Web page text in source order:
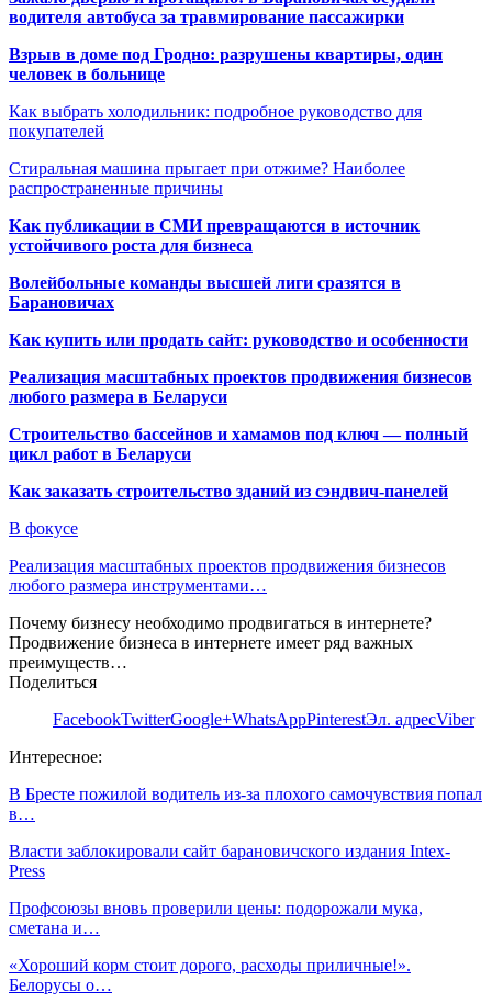
водителя автобуса за травмирование пассажирки
Взрыв в доме под Гродно: разрушены квартиры, один
человек в больнице
Как выбрать холодильник: подробное руководство для
покупателей
Стиральная машина прыгает при отжиме? Наиболее
распространенные причины
Как публикации в СМИ превращаются в источник
устойчивого роста для бизнеса
Волейбольные команды высшей лиги сразятся в
Барановичах
Как купить или продать сайт: руководство и особенности
Реализация масштабных проектов продвижения бизнесов
любого размера в Беларуси
Строительство бассейнов и хамамов под ключ — полный
цикл работ в Беларуси
Как заказать строительство зданий из сэндвич-панелей
В фокусе
Реализация масштабных проектов продвижения бизнесов
любого размера инструментами…
Почему бизнесу необходимо продвигаться в интернете?
Продвижение бизнеса в интернете имеет ряд важных
преимуществ…
Поделиться
FacebookTwitterGoogle+WhatsAppPinterestЭл. адресViber
Интересное:
В Бресте пожилой водитель из-за плохого самочувствия попал
в…
Власти заблокировали сайт барановичского издания Intex-
Press
Профсоюзы вновь проверили цены: подорожали мука,
сметана и…
«Хороший корм стоит дорого, расходы приличные!».
Белорусы о…